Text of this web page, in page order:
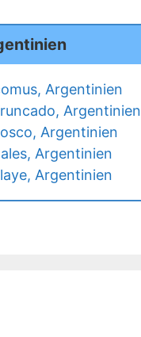
Argentinien
Argentinien
Argentinien
Argentinien
Argentinien